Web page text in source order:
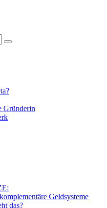
Gründerin
Geldsysteme
das?